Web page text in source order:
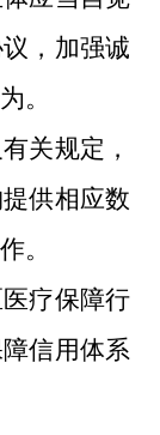
，加强诚
。
关规定，
供相应数
。
医疗保障行
信用体系